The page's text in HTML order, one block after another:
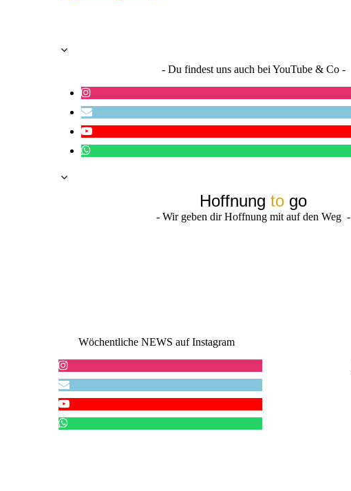
- Du findest uns auch bei YouTube & Co -
Hoffnung to go
- Wir geben dir Hoffnung mit auf den Weg -
Wöchentliche NEWS auf Instagram